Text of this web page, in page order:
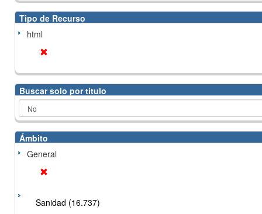
Tipo de Recurso
html
Buscar solo por título
Ámbito
General
Sanidad (16.737)